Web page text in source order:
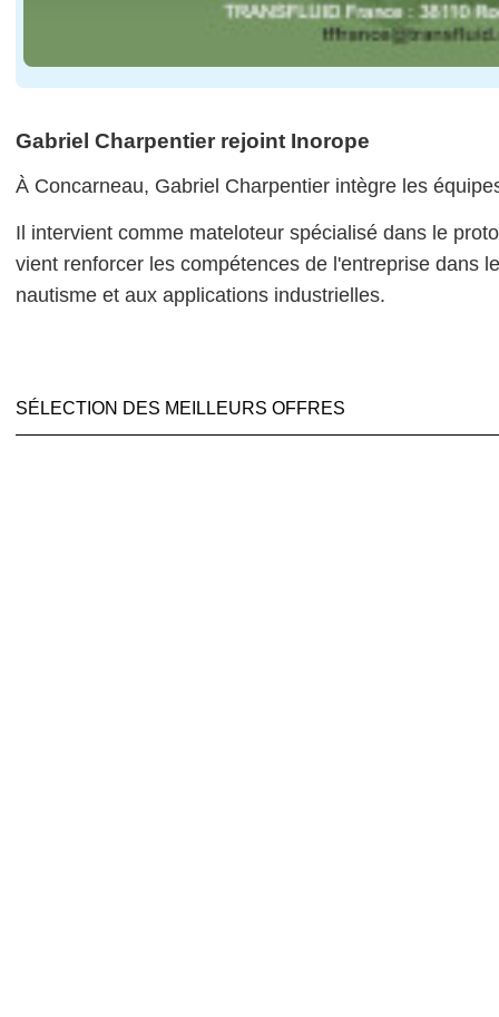
Gabriel Charpentier rejoint Inorope
À Concarneau, Gabriel Charpentier intègre les
Il intervient comme mateloteur spécialisé dans le
vient renforcer les compétences de l'entreprise dans
nautisme et aux applications industrielles.
SÉLECTION DES MEILLEURS OFFRES